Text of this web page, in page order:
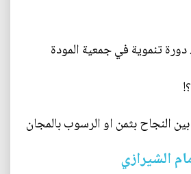
تنموية في جمعية المودة
النجاح بثمن او الرسوب بالمجان
الشيرازي